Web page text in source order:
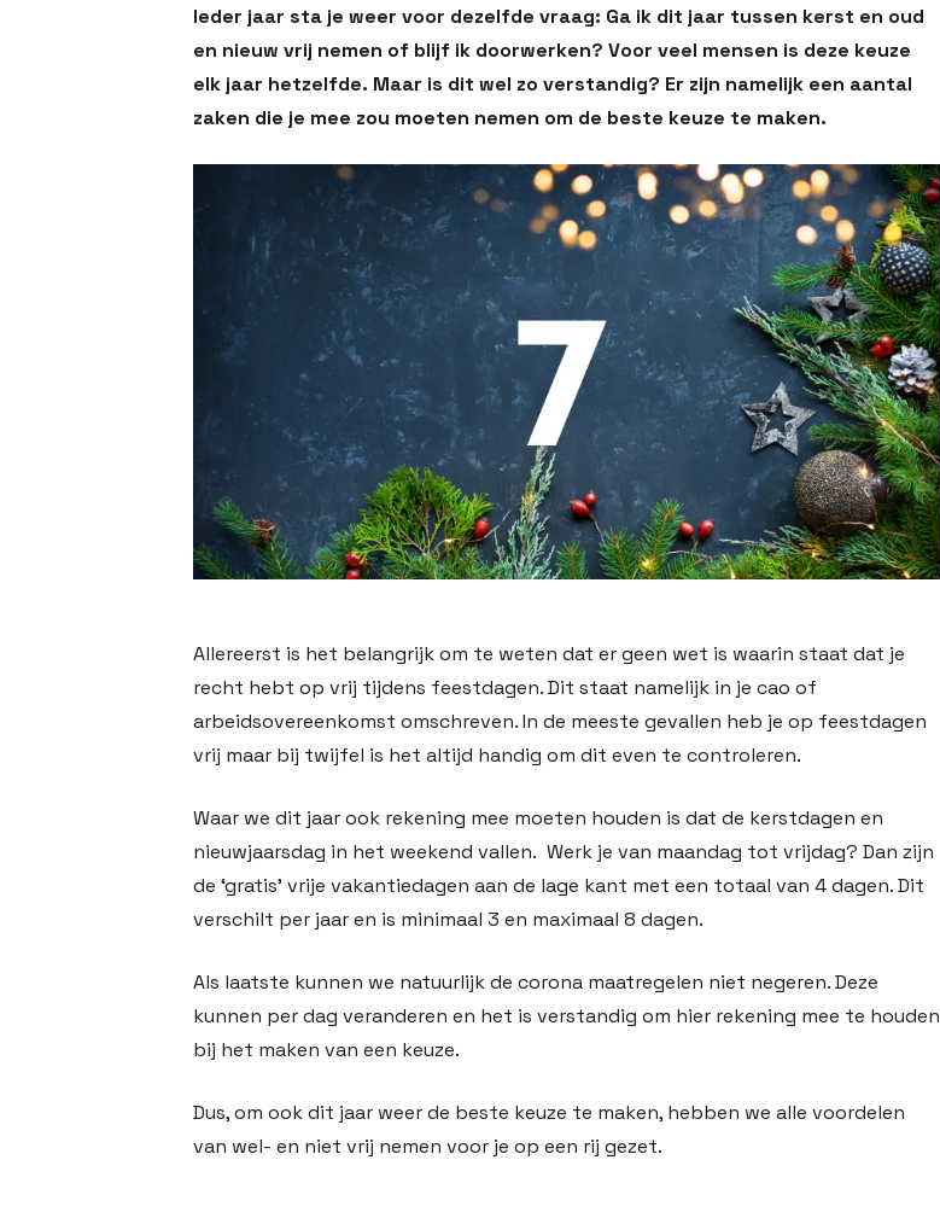
Ieder jaar sta je weer voor dezelfde vraag: Ga ik dit jaar tussen kerst en oud
en nieuw vrij nemen of blijf ik doorwerken? Voor veel mensen is deze keuze
elk jaar hetzelfde. Maar is dit wel zo verstandig? Er zijn namelijk een aantal
zaken die je mee zou moeten nemen om de beste keuze te maken.
Allereerst is het belangrijk om te weten dat er geen wet is waarin staat dat je
recht hebt op vrij tijdens feestdagen. Dit staat namelijk in je cao of
arbeidsovereenkomst omschreven. In de meeste gevallen heb je op feestdagen
vrij maar bij twijfel is het altijd handig om dit even te controleren.
Waar we dit jaar ook rekening mee moeten houden is dat de kerstdagen en
nieuwjaarsdag in het weekend vallen. Werk je van maandag tot vrijdag? Dan zijn
de ‘gratis’ vrije vakantiedagen aan de lage kant met een totaal van 4 dagen. Dit
verschilt per jaar en is minimaal 3 en maximaal 8 dagen.
Als laatste kunnen we natuurlijk de corona maatregelen niet negeren. Deze
kunnen per dag veranderen en het is verstandig om hier rekening mee te houden
bij het maken van een keuze.
Dus, om ook dit jaar weer de beste keuze te maken, hebben we alle voordelen
van wel- en niet vrij nemen voor je op een rij gezet.